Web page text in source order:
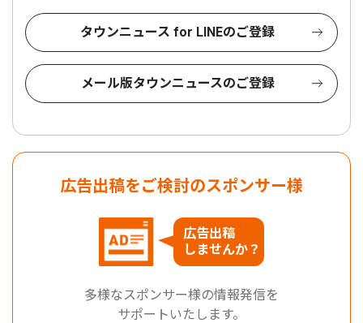
タウンニュース for LINEのご登録
メール版タウンニュースのご登録
広告出稿をご検討のスポンサー様
広告出稿
しませんか？
多様なスポンサー様の情報発信を
サポートいたします。